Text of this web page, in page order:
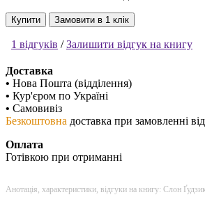
Купити Замовити в 1 клік
1 відгуків /Залишити відгук на книгу
Доставка
• Нова Пошта (відділення)
• Кур'єром по Україні
• Самовивіз
Безкоштовна доставка при замовленні
Оплата
Готівкою при отриманні
Анотація, характеристики, відгуки на книгу: Слон